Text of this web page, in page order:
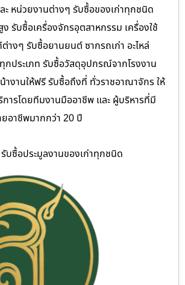
ะ หน่วยงานต่างๆ รับซื้อของเก่าทุกชนิด
รับซื้อเครื่องจักรอุตสาหกรรม เครื่องใช้
างๆ รับซื้อยานยนต์ ซากรถเก่า อะไหล่
กประเภท รับซื้อวัสดุอุปกรณ์จากโรงงาน
างานให้ฟรี รับซื้อถึงที่ ทั่วราชอาณาจักร ให้
การโดยทีมงานมืออาชีพ และ ผู้บริหารที่มี
อาชีพมากกว่า 20 ปี
รับซื้อประมูลงานของเก่าทุกชนิด